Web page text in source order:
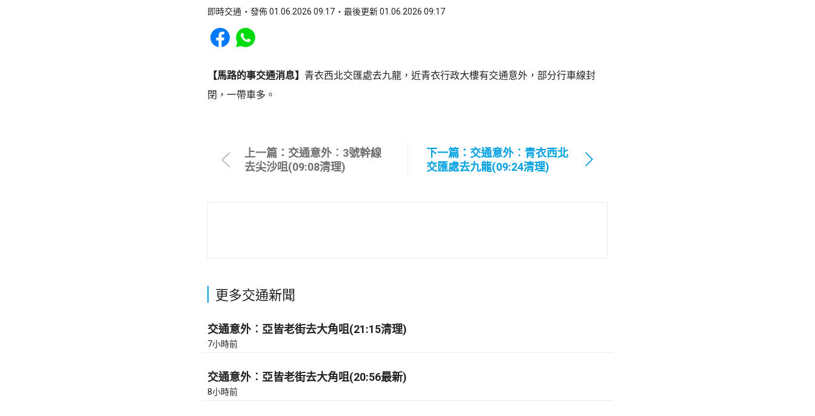
即時交通 發佈 01.06.2026 09:17 最後更新 01.06.2026 09:17
Share to Facebook
Share to WhatsApp
【馬路的事交通消息】 青衣西北交匯處去九龍，近青衣行政大樓有交通意外，部分行車線封
閉，一帶車多。
上一篇：交通意外︰3號幹線
去尖沙咀(09:08清理)
下一篇：交通意外︰青衣西北
交匯處去九龍(09:24清理)
更多交通新聞
交通意外︰亞皆老街去大角咀(21:15清理)
7小時前
交通意外︰亞皆老街去大角咀(20:56最新)
8小時前